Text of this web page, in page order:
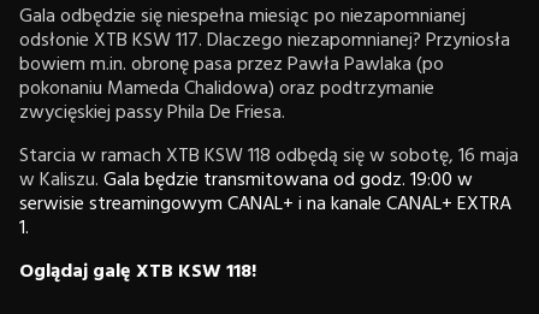
Gala odbędzie się niespełna miesiąc po niezapomnianej
odsłonie XTB KSW 117. Dlaczego niezapomnianej? Przyniosła
bowiem m.in. obronę pasa przez Pawła Pawlaka (po
pokonaniu Mameda Chalidowa) oraz podtrzymanie
zwycięskiej passy Phila De Friesa.
Starcia w ramach XTB KSW 118 odbędą się w sobotę, 16 maja
w Kaliszu.Gala będzie transmitowana od godz. 19:00 w
serwisie streamingowym CANAL+ i na kanale CANAL+ EXTRA
1.
Oglądaj galę XTB KSW 118!